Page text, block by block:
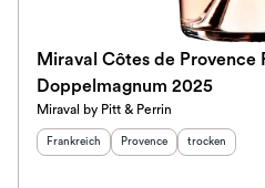
Miraval Côtes de Provence
Doppelmagnum 2025
Miraval by Pitt & Perrin
Herkunftsland
Frankreich Herkunftsregion:
Provence Geschmack
trocken